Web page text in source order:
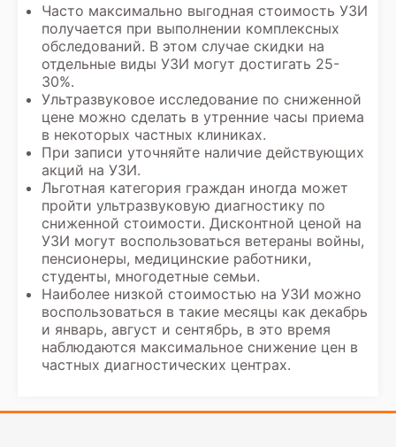
Часто максимально выгодная стоимость УЗИ
получается при выполнении комплексных
обследований. В этом случае скидки на
отдельные виды УЗИ могут достигать 25-
30%.
Ультразвуковое исследование по сниженной
цене можно сделать в утренние часы приема
в некоторых частных клиниках.
При записи уточняйте наличие действующих
акций на УЗИ.
Льготная категория граждан иногда может
пройти ультразвуковую диагностику по
сниженной стоимости. Дисконтной ценой на
УЗИ могут воспользоваться ветераны войны,
пенсионеры, медицинские работники,
студенты, многодетные семьи.
Наиболее низкой стоимостью на УЗИ можно
воспользоваться в такие месяцы как декабрь
и январь, август и сентябрь, в это время
наблюдаются максимальное снижение цен в
частных диагностических центрах.